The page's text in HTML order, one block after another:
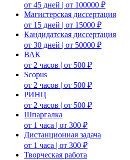
от 45 дней | от 100000 ₽
Магистерская диссертация
от 15 дней | от 15000 ₽
Кандидатская диссертация
от 30 дней | от 50000 ₽
ВАК
от 2 часов | от 500 ₽
Scopus
от 2 часов | от 500 ₽
РИНЦ
от 2 часов | от 500 ₽
Шпаргалка
от 1 часа | от 300 ₽
Дистанционная задача
от 1 часа | от 300 ₽
Творческая работа